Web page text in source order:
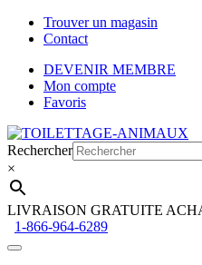
Trouver un magasin
Contact
DEVENIR MEMBRE
Mon compte
Favoris
Aller
à
la
navigation
Aller
au
contenu
Rechercher
×
LIVRAISON GRATUITE
1-866-964-6289